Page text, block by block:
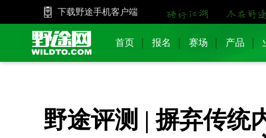
下载野途手机客户端
首页 报名 赛场 产品
野途评测 | 摒弃传统